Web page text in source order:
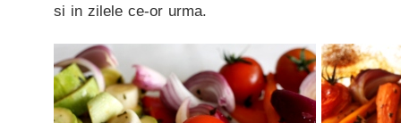
si in zilele ce-or urma.